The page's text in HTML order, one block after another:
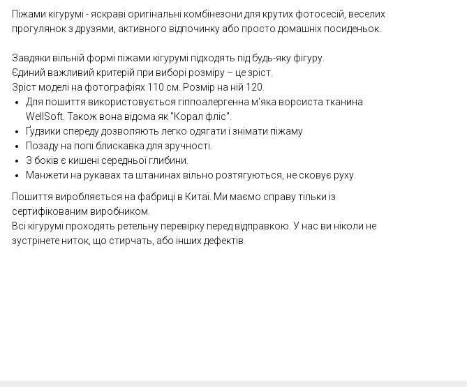
Піжами кігурумі - яскраві оригінальні комбінезони для крутих фотосесій, веселих
прогулянок з друзями, активного відпочинку або просто домашніх посиденьок.
Завдяки вільній формі піжами кігурумі підходять під будь-яку фігуру.
Єдиний важливий критерій при виборі розміру – це зріст.
Зріст моделі на фотографіях 110 см. Розмір на ній 120.
Для пошиття використовується гіппоалергенна м'яка ворсиста тканина
WellSoft. Також вона відома як "Корал фліс".
Ґудзики спереду дозволяють легко одягати і знімати піжаму
Позаду на попі блискавка для зручності.
З боків є кишені середньої глибини.
Манжети на рукавах та штанинах вільно розтягуються, не сковує руху.
Пошиття виробляється на фабриці в Китаї. Ми маємо справу тільки із
сертифікованим виробником.
Всі кігурумі проходять ретельну перевірку перед відправкою. У нас ви ніколи не
зустрінете ниток, що стирчать, або інших дефектів.